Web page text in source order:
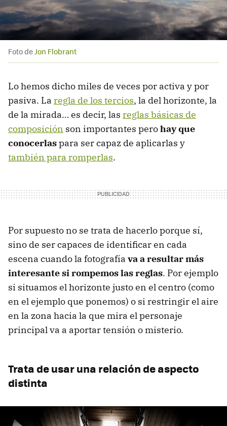
Foto deJon Flobrant
Lo hemos dicho miles de veces por activa y por
pasiva. La regla de los tercios, la del horizonte, la
de la mirada… es decir, las reglas básicas de
composición son importantes perohay que
conocerlaspara ser capaz de aplicarlas y
también para romperlas.
Por supuesto no se trata de hacerlo porque sí,
sino de ser capaces de identificar en cada
escena cuando la fotografía va a resultar más
interesante si rompemos las reglas. Por ejemplo
si situamos el horizonte justo en el centro (como
en el ejemplo que ponemos) o si restringir el aire
en la zona hacia la que mira el personaje
principal va a aportar tensión o misterio.
Trata de usar una relación de aspecto
distinta